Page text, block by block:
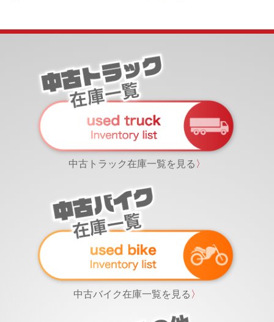
中古トラック在庫一覧を見る 〉
中古バイク在庫一覧を見る 〉